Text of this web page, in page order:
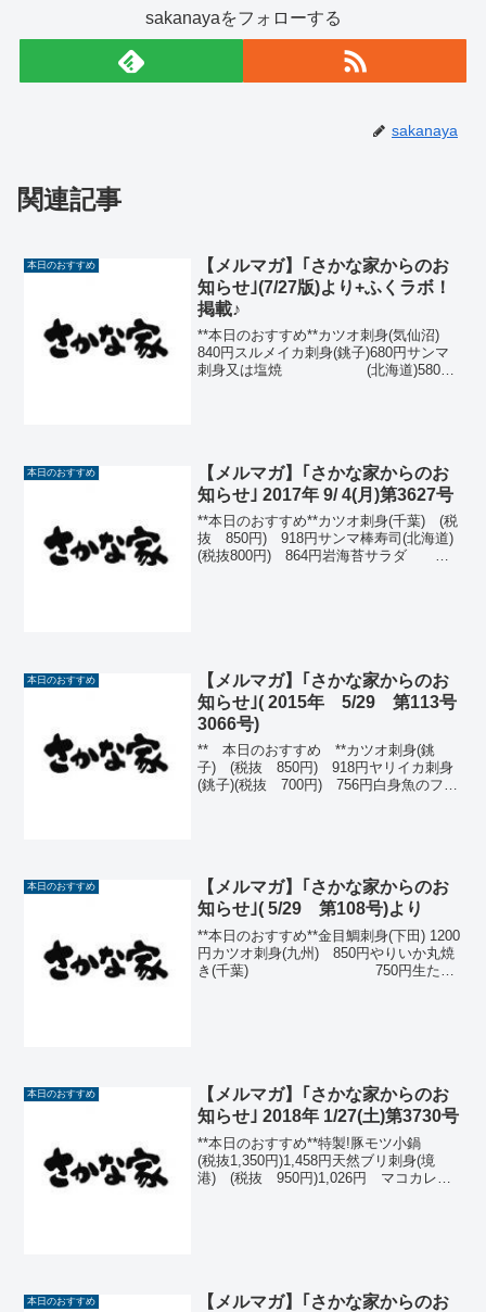
sakanayaをフォローする
sakanaya
関連記事
本日のおすすめ
【メルマガ】｢さかな家からのお
知らせ｣(7/27版)より+ふくラボ！
掲載♪
**本日のおすすめ**カツオ刺身(気仙沼)
840円スルメイカ刺身(銚子)680円サンマ
刺身又は塩焼 (北海道)580円
本日のおすすめ
【メルマガ】｢さかな家からのお
知らせ｣ 2017年 9/ 4(月)第3627号
**本日のおすすめ**カツオ刺身(千葉) (税
抜 850円) 918円サンマ棒寿司(北海道)
(税抜800円) 864円岩海苔サラダ
本日のおすすめ
【メルマガ】｢さかな家からのお
知らせ｣( 2015年 5/29 第113号
3066号)
** 本日のおすすめ **カツオ刺身(銚
子) (税抜 850円) 918円ヤリイカ刺身
(銚子)(税抜 700円) 756円白身魚のフィ
本日のおすすめ
【メルマガ】｢さかな家からのお
知らせ｣( 5/29 第108号)より
**本日のおすすめ**金目鯛刺身(下田) 1200
円カツオ刺身(九州) 850円やりいか丸焼
き(千葉) 750円生たこ
本日のおすすめ
【メルマガ】｢さかな家からのお
知らせ｣ 2018年 1/27(土)第3730号
**本日のおすすめ**特製!豚モツ小鍋
(税抜1,350円)1,458円天然ブリ刺身(境
港) (税抜 950円)1,026円 マコカレイ
本日のおすすめ
【メルマガ】｢さかな家からのお